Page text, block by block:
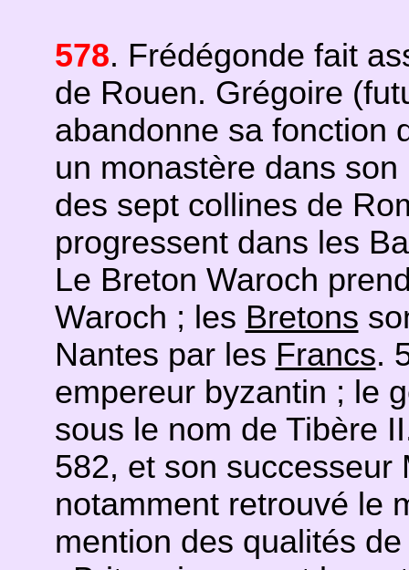
578. Frédégonde fait
de Rouen. Grégoire
abandonne sa fonction
un monastère dans
des sept collines de
progressent dans les
Le Breton Waroch
Waroch ; les Bretons
Nantes par les Francs.
empereur byzantin ; le
sous le nom de Tibère
582, et son successeur
notamment retrouvé le
mention des qualités